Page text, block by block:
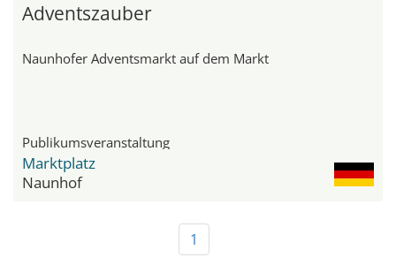
Adventszauber
Naunhofer Adventsmarkt auf dem Markt
Publikumsveranstaltung
Marktplatz
Naunhof
1